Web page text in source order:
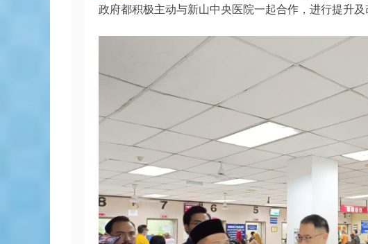
政府都积极主动与新山中央医院一起合作，进行提升及